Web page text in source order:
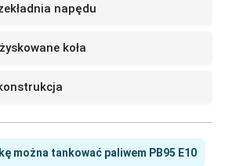
napędu
koła
można tankować paliwem PB95 E10